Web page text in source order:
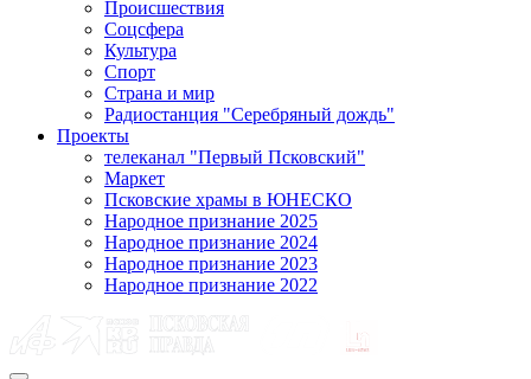
Происшествия
Соцсфера
Культура
Спорт
Страна и мир
Радиостанция "Серебряный дождь"
Проекты
телеканал "Первый Псковский"
Маркет
Псковские храмы в ЮНЕСКО
Народное признание 2025
Народное признание 2024
Народное признание 2023
Народное признание 2022